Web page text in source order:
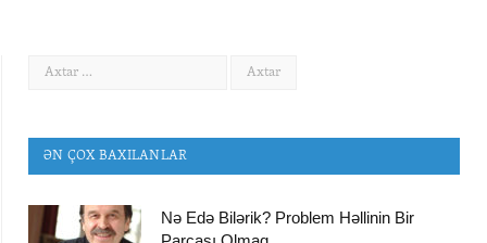
ƏN ÇOX BAXILANLAR
Nə Edə Bilərik? Problem Həllinin Bir